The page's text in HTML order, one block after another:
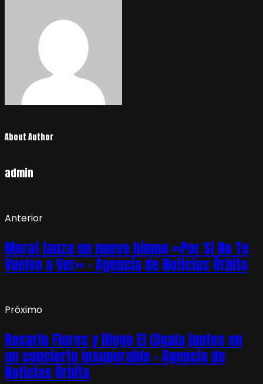
About Author
admin
Anterior
Morat lanza un nuevo himno «Por Si No Te
Vuelvo a Ver» – Agencia de Noticias Órbita
Próximo
Rosario Flores y Diego El Cigala juntos en
un concierto insuperable – Agencia de
Noticias Órbita